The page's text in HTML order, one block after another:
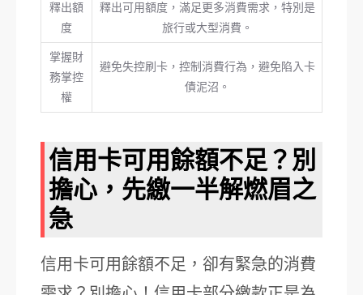
釋出額
度
釋出可用額度，滿足更多消費需求，特別是
旅行或大型消費。
掌握財
務掌控
權
避免失控刷卡，控制消費行為，避免陷入卡
債泥沼。
信用卡可用餘額不足？別
擔心，先繳一半解燃眉之
急
信用卡可用餘額不足，卻有緊急的消費